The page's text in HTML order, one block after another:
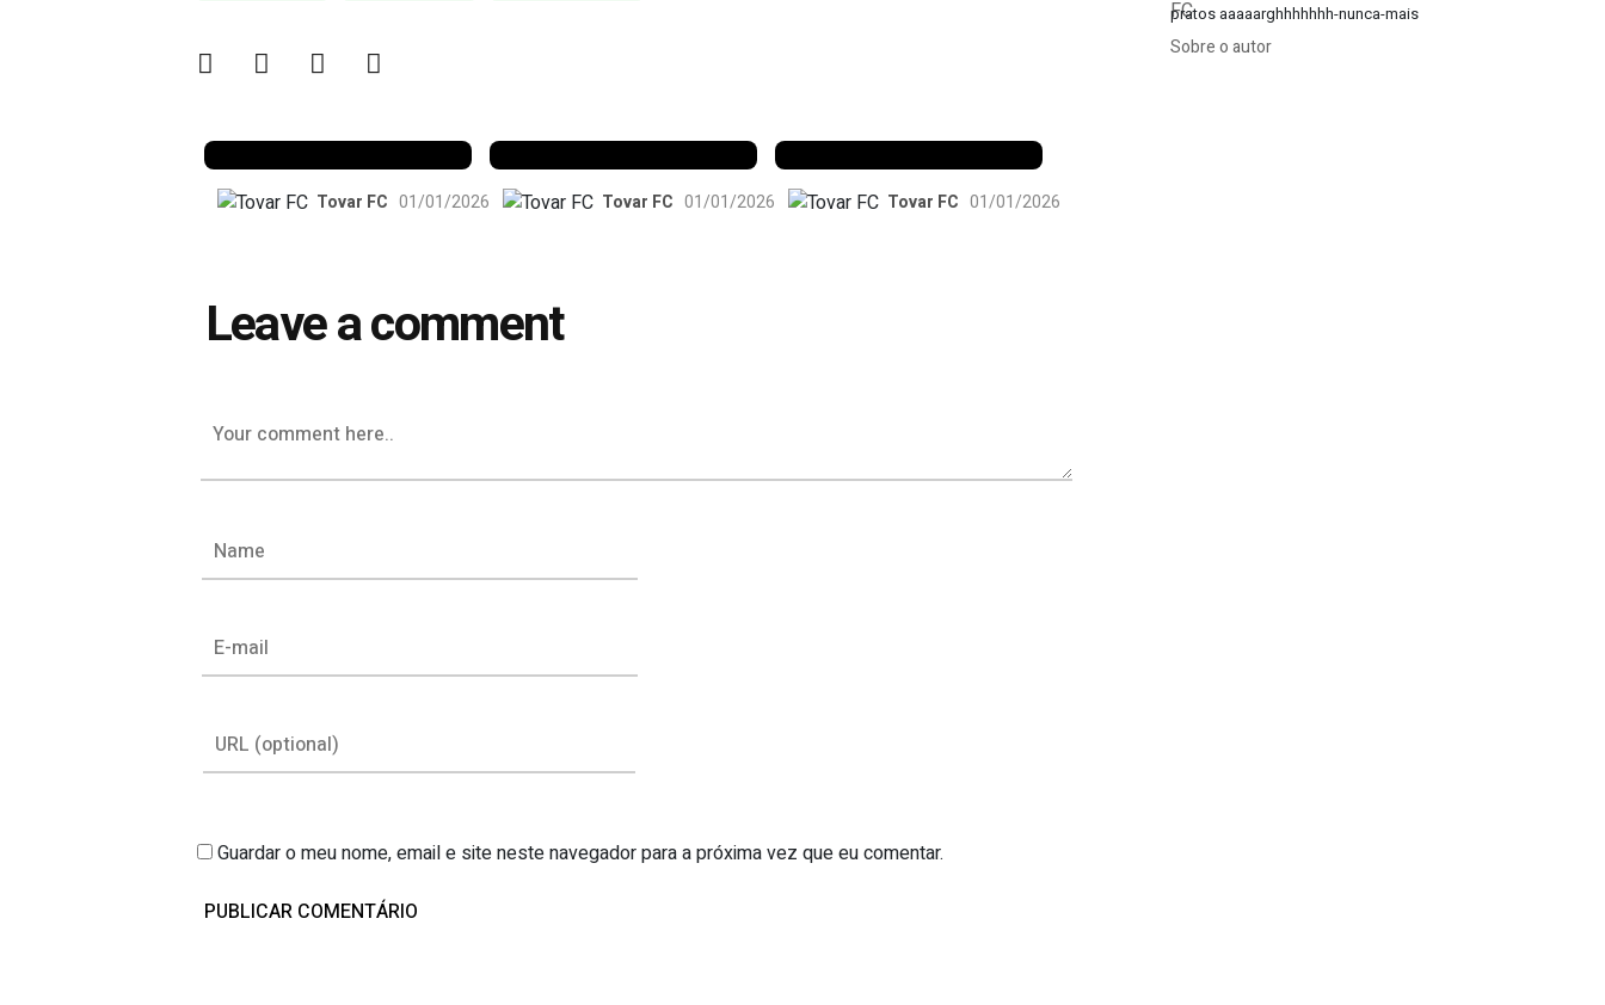
Tovar FC 01/01/2026 Tovar FC 01/01/2026 Tovar FC 01/01/2026
Leave a comment
Guardar o meu nome, email e site neste navegador para a próxima vez que eu comentar.
pratos aaaaarghhhhhhh-nunca-mais
Sobre o autor